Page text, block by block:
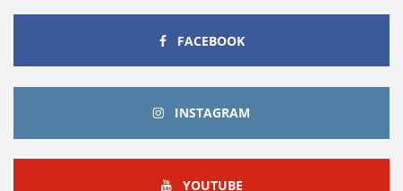
FACEBOOKFACEBOOK
INSTAGRAM
YOUTUBEYOUTUBE